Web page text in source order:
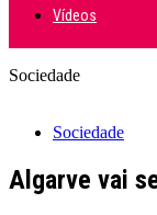
Vídeos
Sociedade
Sociedade
Algarve vai